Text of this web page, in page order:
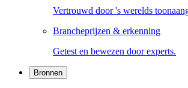
Vertrouwd door 's werelds
Brancheprijzen & erkenning
Getest en bewezen door experts.
Bronnen